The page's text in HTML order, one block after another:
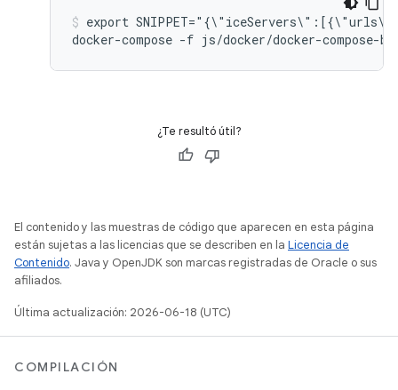
export
¿Te resultó útil?
El contenido y las muestras de código que aparecen en esta página
están sujetas a las licencias que se describen en la Licencia de
Contenido. Java y OpenJDK son marcas registradas de Oracle o sus
afiliados.
Última actualización: 2026-06-18 (UTC)
COMPILACIÓN